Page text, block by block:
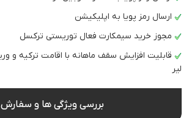
ارسال رمز پویا به اپلیکیشن
مجوز خرید سیمکارت فعال توریستی ترکسل
لیر
بررسی ویژگی ها و سفارش